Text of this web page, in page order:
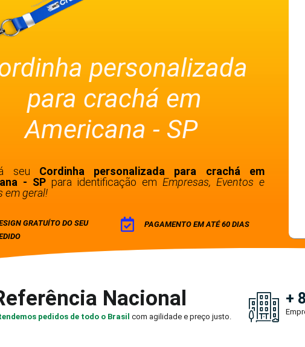
personalizada
para crachá em
Americana - SP
seu Cordinha personalizada para crachá em
- SPpara identificação emEmpresas, Eventos e
em geral!
GRATUÍTO DO SEU
PAGAMENTO EM ATÉ 60 DIAS
Nacional
pedidos de todo o Brasilcom agilidade e preço justo.
+